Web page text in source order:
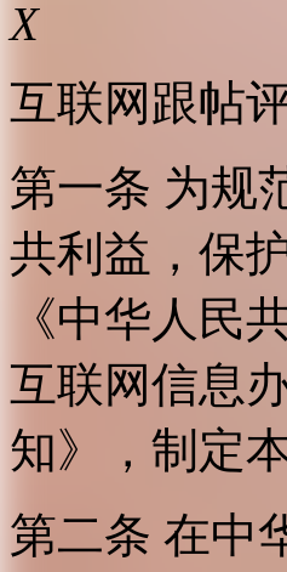
X
互联网跟帖
第一条 为规
共利益，保
《中华人民
互联网信息
知》，制定
第二条 在中